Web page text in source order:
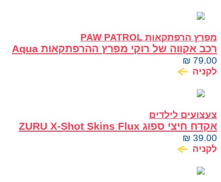
מפרץ הרפתקאות PAW PATROL
רכב אקווה של רוקי מפרץ ההרפתקאות Aqua
Pups עם דמות Rocky ₪ 79.00
לקניה
צעצועים לילדים
אקדח חיצי ספוג ZURU X-Shot Skins Flux
Graffiti
₪ 39.00
לקניה